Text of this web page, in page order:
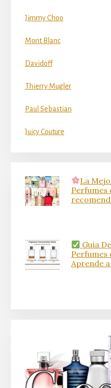
Jimmy Choo
Mont Blanc
Davidoff
Thierry Mugler
Paul Sebastian
Juicy Couture
La
Perfumes
Guía
Perfumes
Aprende